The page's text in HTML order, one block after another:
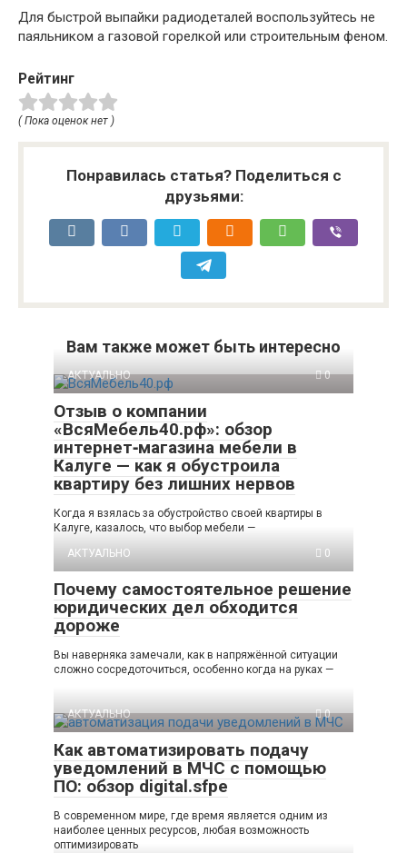
Для быстрой выпайки радиодеталей воспользуйтесь не
паяльником а газовой горелкой или строительным феном.
Рейтинг
( Пока оценок нет )
Понравилась статья? Поделиться с
друзьями:
Вам также может быть интересно
АКТУАЛЬНО 0
Отзыв о компании
«ВсяМебель40.рф»: обзор
интернет‑магазина мебели в
Калуге — как я обустроила
квартиру без лишних нервов
Когда я взялась за обустройство своей квартиры в
Калуге, казалось, что выбор мебели —
АКТУАЛЬНО
0
Почему самостоятельное решение
юридических дел обходится
дороже
Вы наверняка замечали, как в напряжённой ситуации
сложно сосредоточиться, особенно когда на руках —
АКТУАЛЬНО 0
Как автоматизировать подачу
уведомлений в МЧС с помощью
ПО: обзор digital.sfpe
В современном мире, где время является одним из
наиболее ценных ресурсов, любая возможность
оптимизировать